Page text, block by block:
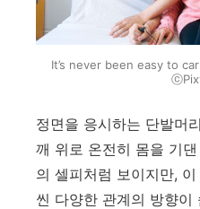
It’s never been easy to
정면을 응시하는 단발머
깨 위로 온전히 몸을 기
의 셀피처럼 보이지만,
씬 다양한 관계의 방향이